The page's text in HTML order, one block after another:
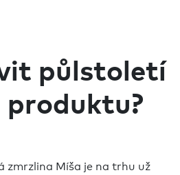
půlstoletí
produktu?
zmrzlina Míša je na trhu už